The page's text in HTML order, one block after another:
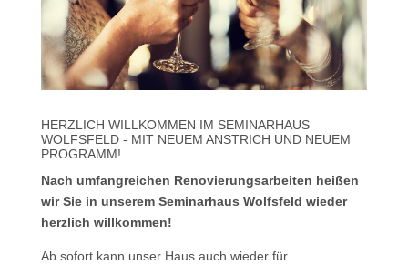
HERZLICH WILLKOMMEN IM SEMINARHAUS
WOLFSFELD - MIT NEUEM ANSTRICH UND NEUEM
PROGRAMM!
Nach umfangreichen Renovierungsarbeiten heißen
wir Sie in unserem Seminarhaus Wolfsfeld wieder
herzlich willkommen!
Ab sofort kann unser Haus auch wieder für